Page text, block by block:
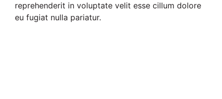
reprehenderit in voluptate velit esse cillum dolore
eu fugiat nulla pariatur.